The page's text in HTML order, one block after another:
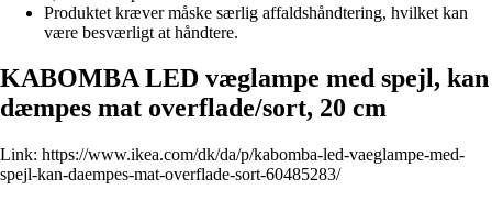
Produktet kræver måske særlig affaldshåndtering, hvilket kan
være besværligt at håndtere.
KABOMBA LED væglampe med spejl, kan
dæmpes mat overflade/sort, 20 cm
Link: https://www.ikea.com/dk/da/p/kabomba-led-vaeglampe-med-
spejl-kan-daempes-mat-overflade-sort-60485283/